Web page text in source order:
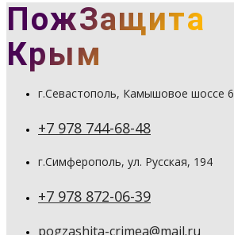
ПожЗащита
Крым
г.Севастополь, Камышовое шоссе 6
+7 978 744-68-48
г.Симферополь, ул. Русская, 194
+7 978 872-06-39
pogzashita-crimea@mail.ru